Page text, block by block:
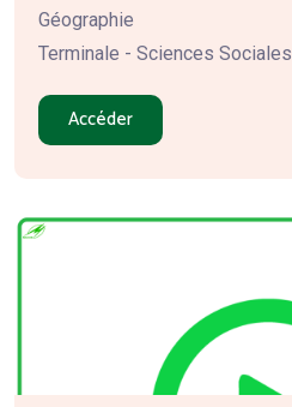
Géographie
Terminale - Sciences Sociales
Accéder